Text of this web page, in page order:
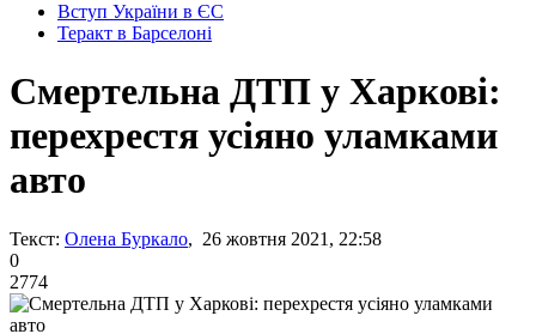
Вступ України в ЄС
Теракт в Барселоні
Смертельна ДТП у Харкові:
перехрестя усіяно уламками
авто
Текст: Олена Буркало, 26 жовтня 2021, 22:58
0
2774